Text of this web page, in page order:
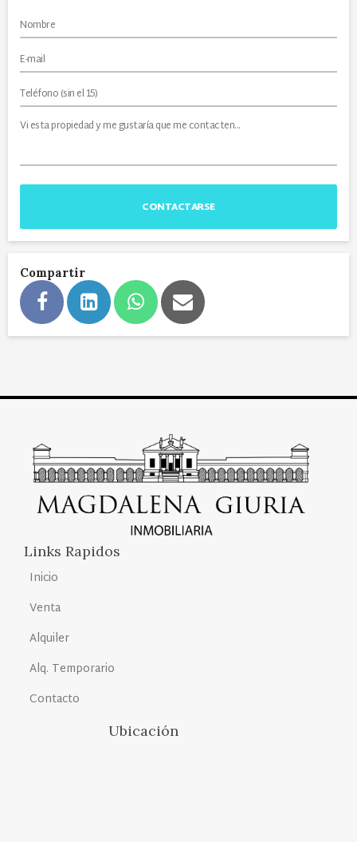
CONTACTARSE
Compartir
Links Rapidos
Inicio
Venta
Alquiler
Alq. Temporario
Contacto
Ubicación